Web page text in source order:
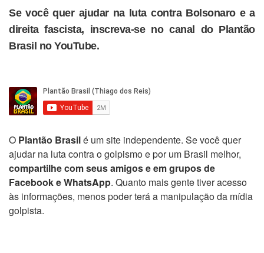
Se você quer ajudar na luta contra Bolsonaro e a
direita fascista, inscreva-se no canal do Plantão
Brasil no YouTube.
O Plantão Brasilé um site independente. Se você quer
ajudar na luta contra o golpismo e por um Brasil melhor,
compartilhe com seus amigos e em grupos de
Facebook e WhatsApp. Quanto mais gente tiver acesso
às informações, menos poder terá a manipulação da mídia
golpista.